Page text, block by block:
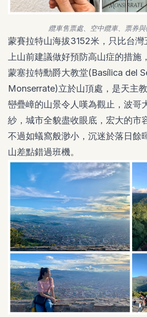
纜車售票處、空中纜車、票券
蒙賽拉特山海拔3152米，只比台灣
上山前建議做好預防高山症的措施
蒙塞拉特勳爵大教堂(Basílica del
Monserrate)立於山頂處，是天主
巒疊嶂的山景令人嘆為觀止，波哥
紗，城市全貌盡收眼底，宏大的市
不過如蟻窩般渺小，沉迷於落日餘
山差點錯過班機。